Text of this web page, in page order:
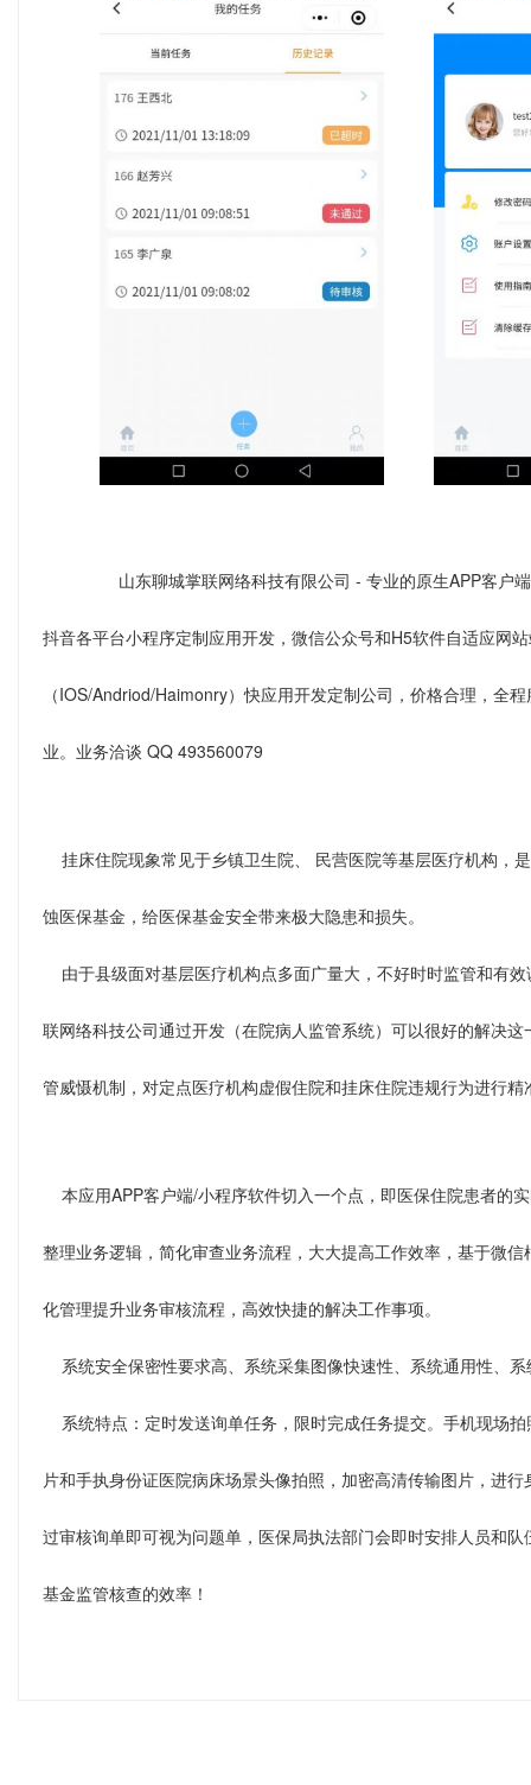
山东聊城掌联网络科技有限公司 - 专业的原生APP客户
抖音各平台小程序定制应用开发，微信公众号和H5软件自适应网
（IOS/Andriod/Haimonry）快应用开发定制公司，价格合理，全
业。业务洽谈 QQ 493560079
挂床住院现象常见于乡镇卫生院、 民营医院等基层医疗机构，
蚀医保基金，给医保基金安全带来极大隐患和损失。
由于县级面对基层医疗机构点多面广量大，不好时时监管和有
联网络科技公司通过开发（在院病人监管系统）可以很好的解决
管威慑机制，对定点医疗机构虚假住院和挂床住院违规行为进行
本应用APP客户端/小程序软件切入一个点，即医保住院患者的
整理业务逻辑，简化审查业务流程，大大提高工作效率，基于微
化管理提升业务审核流程，高效快捷的解决工作事项。
系统安全保密性要求高、系统采集图像快速性、系统通用性、
系统特点：定时发送询单任务，限时完成任务提交。手机现场
片和手执身份证医院病床场景头像拍照，加密高清传输图片，进
过审核询单即可视为问题单，医保局执法部门会即时安排人员和
基金监管核查的效率！